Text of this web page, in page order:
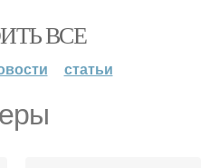
ВСЕ
статьи